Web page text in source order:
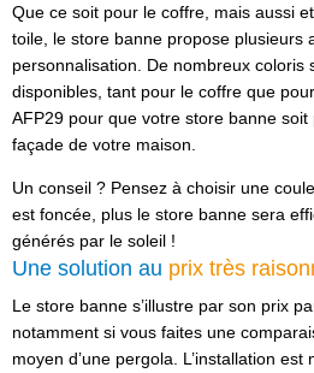
Que ce soit pour le coffre, mais aussi
toile, le store banne propose plusieurs
personnalisation. De nombreux coloris
disponibles, tant pour le coffre que
AFP29 pour que votre store banne
façade de votre maison.
Un conseil ? Pensez à choisir une
est foncée, plus le store banne sera
générés par le soleil !
Une solution au prix très
Le store banne s’illustre par son prix
notamment si vous faites une
moyen d’une pergola. L’installation est